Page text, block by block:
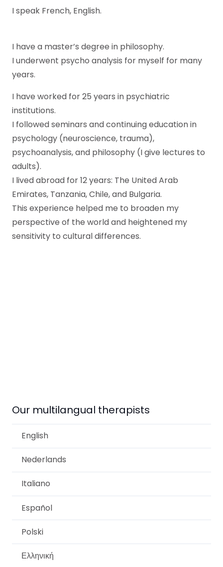
I speak French, English.
I have a master’s degree in philosophy.
I underwent psycho analysis for myself for many
years.
I have worked for 25 years in psychiatric
institutions.
I followed seminars and continuing education in
psychology (neuroscience, trauma),
psychoanalysis, and philosophy (I give lectures to
adults).
I lived abroad for 12 years: The United Arab
Emirates, Tanzania, Chile, and Bulgaria.
This experience helped me to broaden my
perspective of the world and heightened my
sensitivity to cultural differences.
Our multilangual therapists
English
Nederlands
Italiano
Español
Polski
Ελληνική